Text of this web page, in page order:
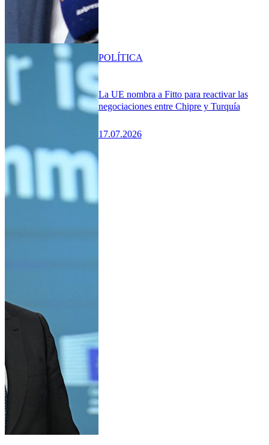
La UE nombra a Fitto para reactivar las
negociaciones entre Chipre y Turquía
17.07.2026
POLÍTICA